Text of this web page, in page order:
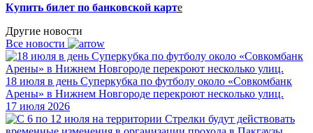
Купить билет по банковской карте
Другие новости
Все новости
18 июля в день Суперкубка по футболу около «Совкомбанк
Арены» в Нижнем Новгороде перекроют несколько улиц.
17 июля 2026